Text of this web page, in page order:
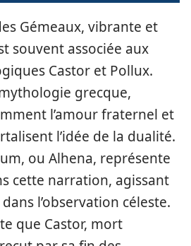
Gémeaux, vibrante et
souvent associée aux
Castor et Pollux.
grecque,
l’amour fraternel et
l’idée de la dualité.
ou Alhena, représente
cette narration, agissant
l’observation céleste.
que Castor, mort